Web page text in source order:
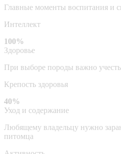
Главные моменты воспитания и
Интеллект
100%
Здоровье
При выборе породы важно учесть
Крепость здоровья
40%
Уход и содержание
Любящему владельцу нужно
питомца